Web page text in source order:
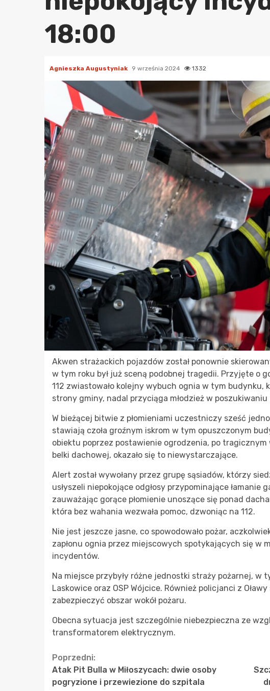
18:00
Agnieszka Augustyniak 9 września 2024 1332
Akwen strażackich pojazdów został ponownie
w tym roku był już sceną podobnej tragedii. Przyjęte o
112 zwiastowało kolejny wybuch ognia w tym
strony gminy, nadal przyciąga młodzież w
W bieżącej bitwie z płomieniami uczestniczy sześć
stawiają czoła groźnym iskrom w tym opuszczonym
obiektu poprzez postawienie ogrodzenia, po
belki dachowej, okazało się to niewystarczające.
Alert został wywołany przez grupę sąsiadów, którzy
usłyszeli niepokojące odgłosy przypominające łamanie
zauważając gorące płomienie unoszące się ponad
która bez wahania wezwała pomoc, dzwoniąc na 112.
Nie jest jeszcze jasne, co spowodowało pożar,
zapłonu ognia przez miejscowych spotykających się w
incydentów.
Na miejsce przybyły różne jednostki straży pożarnej, w
Laskowice oraz OSP Wójcice. Również policjanci z
zabezpieczyć obszar wokół pożaru.
Obecna sytuacja jest szczególnie niebezpieczna ze
transformatorem elektrycznym.
Continue
Reading
Poprzedni:
Atak Pit Bulla w Miłoszycach: dwie osoby
pogryzione i przewiezione do szpitala